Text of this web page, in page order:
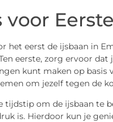
voor
het eerst de ijsbaan in
eerste, zorg ervoor
kunt maken op
om jezelf tegen de
tijdstip om de ijsbaan te
is. Hierdoor kun je